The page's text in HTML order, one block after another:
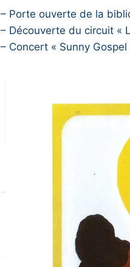
– Porte ouverte de la
– Découverte du circuit «
– Concert « Sunny